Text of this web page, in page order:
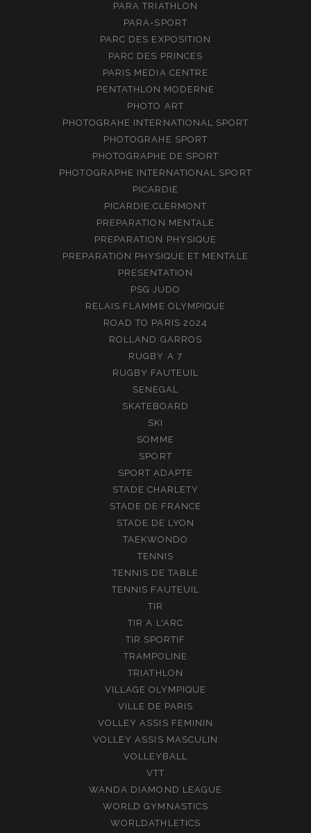
PARA TRIATHLON
PARA-SPORT
PARC DES EXPOSITION
PARC DES PRINCES
PARIS MEDIA CENTRE
PENTATHLON MODERNE
PHOTO ART
PHOTOGRAHE INTERNATIONAL SPORT
PHOTOGRAHE SPORT
PHOTOGRAPHE DE SPORT
PHOTOGRAPHE INTERNATIONAL SPORT
PICARDIE
PICARDIE;CLERMONT
PREPARATION MENTALE
PREPARATION PHYSIQUE
PREPARATION PHYSIQUE ET MENTALE
PRESENTATION
PSG JUDO
RELAIS FLAMME OLYMPIQUE
ROAD TO PARIS 2024
ROLLAND GARROS
RUGBY A 7
RUGBY FAUTEUIL
SENEGAL
SKATEBOARD
SKI
SOMME
SPORT
SPORT ADAPTE
STADE CHARLETY
STADE DE FRANCE
STADE DE LYON
TAEKWONDO
TENNIS
TENNIS DE TABLE
TENNIS FAUTEUIL
TIR
TIR A L'ARC
TIR SPORTIF
TRAMPOLINE
TRIATHLON
VILLAGE OLYMPIQUE
VILLE DE PARIS
VOLLEY ASSIS FEMININ
VOLLEY ASSIS MASCULIN
VOLLEYBALL
VTT
WANDA DIAMOND LEAGUE
WORLD GYMNASTICS
WORLDATHLETICS